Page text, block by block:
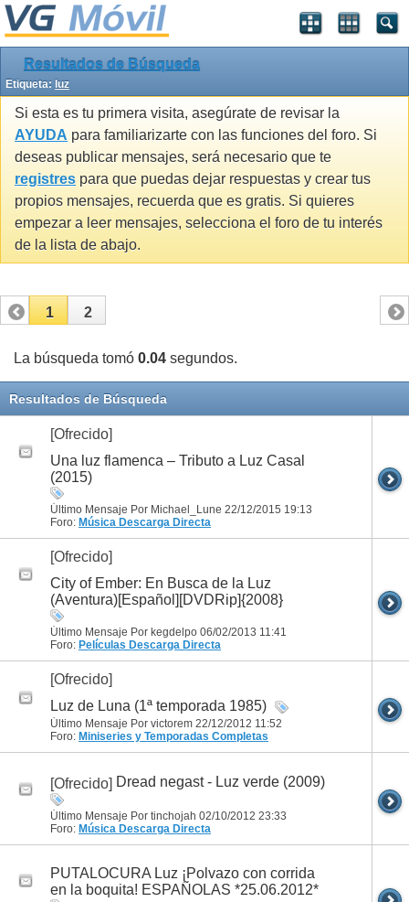
Resultados de Búsqueda
Etiqueta: luz
Si esta es tu primera visita, asegúrate de revisar la
AYUDA para familiarizarte con las funciones del foro. Si
deseas publicar mensajes, será necesario que te
registres para que puedas dejar respuestas y crear tus
propios mensajes, recuerda que es gratis. Si quieres
empezar a leer mensajes, selecciona el foro de tu interés
de la lista de abajo.
1 2
La búsqueda tomó 0.04 segundos.
Resultados de Búsqueda
[Ofrecido]
Una luz flamenca – Tributo a Luz Casal
(2015)
Último Mensaje Por Michael_Lune 22/12/2015 19:13
Foro: Música Descarga Directa
[Ofrecido]
City of Ember: En Busca de la Luz
(Aventura)[Español][DVDRip]{2008}
Último Mensaje Por kegdelpo 06/02/2013 11:41
Foro: Películas Descarga Directa
[Ofrecido]
Luz de Luna (1ª temporada 1985)
Último Mensaje Por victorem 22/12/2012 11:52
Foro: Miniseries y Temporadas Completas
[Ofrecido] Dread negast - Luz verde (2009)
Último Mensaje Por tinchojah 02/10/2012 23:33
Foro: Música Descarga Directa
PUTALOCURA Luz ¡Polvazo con corrida
en la boquita! ESPAÑOLAS *25.06.2012*